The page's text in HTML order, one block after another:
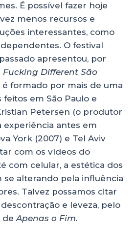
É possível fazer hoje
menos recursos e
interessantes, como
O festival
apresentou, por
Fucking Different São
é formado por mais de uma
em São Paulo e
Petersen (o produtor
experiência antes em
York (2007) e Tel Aviv
com os vídeos do
com celular, a estética dos
se alterando pela influência
Talvez possamos citar
e leveza, pelo
deApenas o Fim.